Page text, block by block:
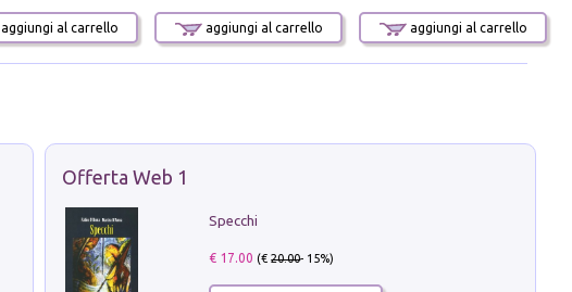
al carrello aggiungi al carrello aggiungi al carrello
Offerta Web 1
Specchi
€ 17.00 (€20.00- 15%)